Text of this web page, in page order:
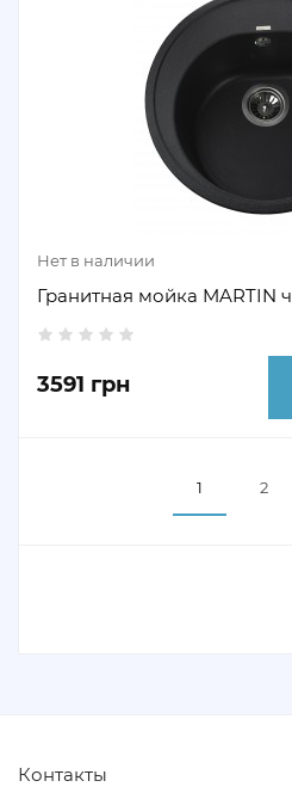
Нет в наличии
Гранитная мойка MARTIN
3591 грн
1 2
Контакты